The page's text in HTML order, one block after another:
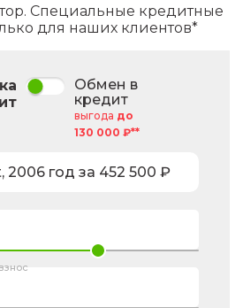
Специальные кредитные
для наших клиентов*
Обмен в
кредит
выгода до
130 000 ₽**
, 2006 год за 452 500 ₽